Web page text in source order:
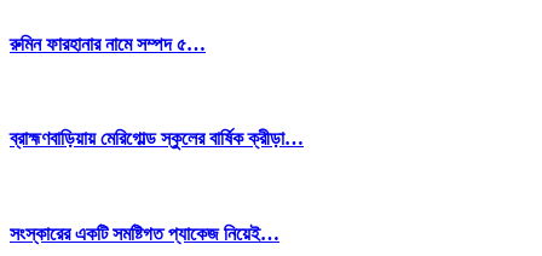
রুমিন ফারহানার নামে সম্পদ ৫…
ব্রাহ্মণবাড়িয়ায় মেরিগোল্ড স্কুলের বার্ষিক ক্রীড়া…
সংস্কারের একটি সমষ্টিগত প্যাকেজ নিয়েই…